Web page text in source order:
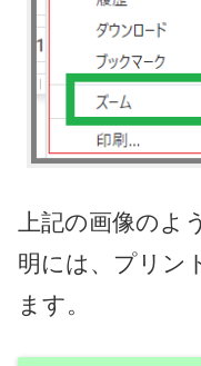
上記の画像の
明には、プリン
ます。